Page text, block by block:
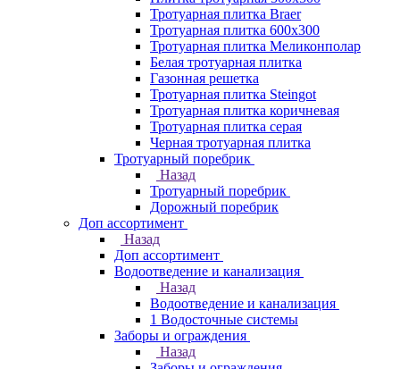
Тротуарная плитка Braer
Тротуарная плитка 600х300
Тротуарная плитка Меликонполар
Белая тротуарная плитка
Газонная решетка
Тротуарная плитка Steingot
Тротуарная плитка коричневая
Тротуарная плитка серая
Черная тротуарная плитка
Тротуарный поребрик
Назад
Тротуарный поребрик
Дорожный поребрик
Доп ассортимент
Назад
Доп ассортимент
Водоотведение и канализация
Назад
Водоотведение и канализация
1 Водосточные системы
Заборы и ограждения
Назад